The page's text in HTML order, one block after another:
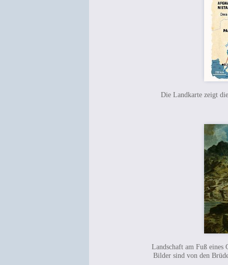
Die Landkarte zeigt
Landschaft am Fuß eines
Bilder sind von den